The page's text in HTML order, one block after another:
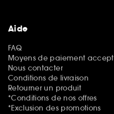
Aide
FAQ
Moyens de paiement
Nous contacter
Conditions de livraison
Retourner un produit
*Conditions de nos offres
*Exclusion des promotions